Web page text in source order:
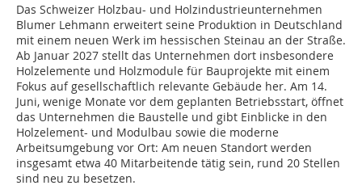
Das Schweizer Holzbau- und Holzindustrieunternehmen
Blumer Lehmann erweitert seine Produktion in Deutschland
mit einem neuen Werk im hessischen Steinau an der Straße.
Ab Januar 2027 stellt das Unternehmen dort insbesondere
Holzelemente und Holzmodule für Bauprojekte mit einem
Fokus auf gesellschaftlich relevante Gebäude her. Am 14.
Juni, wenige Monate vor dem geplanten Betriebsstart, öffnet
das Unternehmen die Baustelle und gibt Einblicke in den
Holzelement- und Modulbau sowie die moderne
Arbeitsumgebung vor Ort: Am neuen Standort werden
insgesamt etwa 40 Mitarbeitende tätig sein, rund 20 Stellen
sind neu zu besetzen.